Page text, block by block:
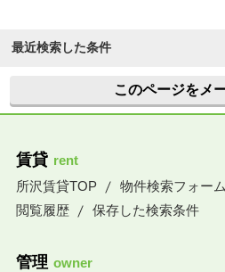
最近検索した条件
このページをメ
賃貸 rent
所沢賃貸TOP
物件検索フォーム
閲覧履歴
保存した検索条件
管理 owner